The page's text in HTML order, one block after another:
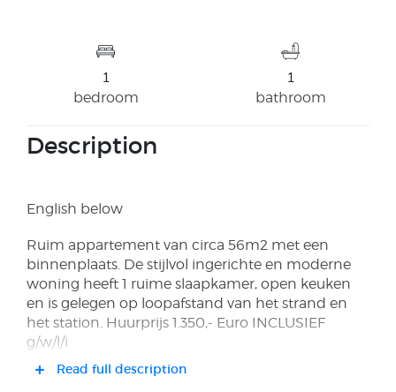
1
bedroom
1
bathroom
Description
English below
Ruim appartement van circa 56m2 met een
binnenplaats. De stijlvol ingerichte en moderne
woning heeft 1 ruime slaapkamer, open keuken
en is gelegen op loopafstand van het strand en
het station. Huurprijs 1.350,- Euro INCLUSIEF
g/w/l/i
DE WONING Middels een eigen entreedeur kunt u
Read full description